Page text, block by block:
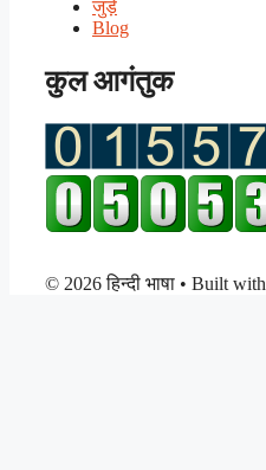
जुड़े
Blog
कुल आगंतुक
© 2026 हिन्दी भाषा • Built with